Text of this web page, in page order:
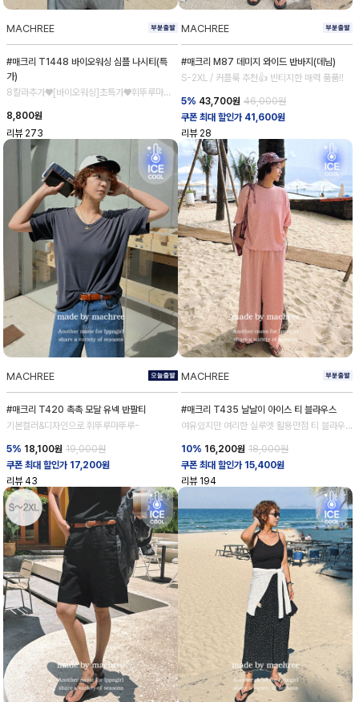
MACHREE
#매크리 T1448 바이오워싱 심플 나시티(특
가)
8칼라추가♥[바이오워싱]초특가♥휘뚜루마뚜
8,800원
리뷰 273
MACHREE
#매크리 M87 데미지 와이드 반바지(데님)
S-2XL / 커플룩 추천👍 빈티지한 매력 품품!!
5% 43,700원 46,000원
쿠폰 최대 할인가 41,600원
리뷰 28
MACHREE
#매크리 T420 촉촉 모달 유넥 반팔티
기본컬러&디자인으로 휘뚜루마뚜루-
5% 18,100원 19,000원
쿠폰 최대 할인가 17,200원
리뷰 43
MACHREE
#매크리 T435 날날이 아이스 티 블라우스
여유있지만 여리한 실루엣 활용만점 티 블라우
10% 16,200원 18,000원
쿠폰 최대 할인가 15,400원
리뷰 194